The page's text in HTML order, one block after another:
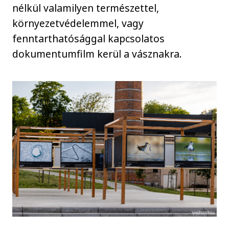
nélkül valamilyen természettel,
környezetvédelemmel, vagy
fenntarthatósággal kapcsolatos
dokumentumfilm kerül a vásznakra.